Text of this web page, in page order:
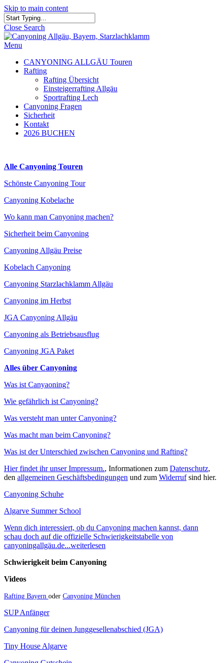
Skip to main content
Close Search
Menu
CANYONING ALLGÄU Touren
Rafting
Rafting Übersicht
Einsteigerrafting Allgäu
Sportrafting Lech
Canyoning Fragen
Sicherheit
Kontakt
2026 BUCHEN
Alle Canyoning Touren
Schönste Canyoning Tour
Canyoning Kobelache
Wo kann man Canyoning machen?
Sicherheit beim Canyoning
Canyoning Allgäu Preise
Kobelach Canyoning
Canyoning Starzlachklamm Allgäu
Canyoning im Herbst
JGA Canyoning Allgäu
Canyoning als Betriebsausflug
Canyoning JGA Paket
Alles über Canyoning
Was ist Canyaoning?
Wie gefährlich ist Canyoning?
Was versteht man unter Canyoning?
Was macht man beim Canyoning?
Was ist der Unterschied zwischen Canyoning und Rafting?
Hier findet ihr unser Impressum., Informationen zum Datenschutz,
den allgemeinen Geschäftsbedingungen und zum Widerrufsind hier.
Canyoning Schuhe
Algarve Summer School
Wenn dich interessiert, ob du Canyoning machen kannst, dann
schau doch auf die offizielle Schwierigkeitstabelle von
canyoningallgäu.de...weiterlesen
Schwierigkeit beim Canyoning
Videos
Rafting Bayern oder Canyoning München
SUP Anfänger
Canyoning für deinen Junggesellenabschied (JGA)
Tiny House Algarve